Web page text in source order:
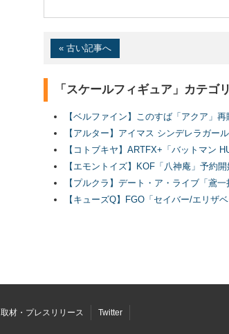
« 古い記事へ
「スケールフィギュア」カテゴ
【ベルファイン】このすば「アクア」
【アルター】アイマス シンデレラガー
【コトブキヤ】ARTFX+「バットマン
【エモントイズ】KOF「八神庵」予約開
【プルクラ】デート・ア・ライブ「鳶
【キューズQ】FGO「セイバー/エリザ
取材・プレスリリース Twitter